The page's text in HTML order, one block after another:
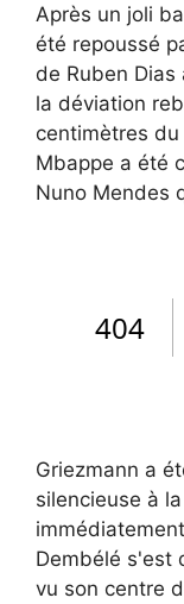
Après un joli
été repoussé
de Ruben
la déviation
centimètres
Mbappe a été
Nuno Mendes
Griezmann a
silencieuse à
Dembélé s'est
vu son centre